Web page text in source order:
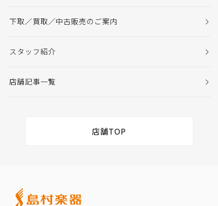
下取／買取／中古販売のご案内
スタッフ紹介
店舗記事一覧
店舗TOP